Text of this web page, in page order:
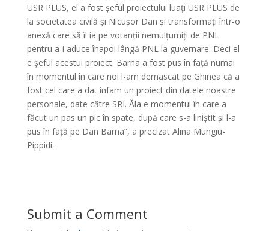
USR PLUS, el a fost șeful proiectului luați USR PLUS de
la societatea civilă și Nicușor Dan și transformați într-o
anexă care să îi ia pe votanții nemulțumiți de PNL
pentru a-i aduce înapoi lângă PNL la guvernare. Deci el
e șeful acestui proiect. Barna a fost pus în față numai
în momentul în care noi l-am demascat pe Ghinea că a
fost cel care a dat infam un proiect din datele noastre
personale, date către SRI. Ăla e momentul în care a
făcut un pas un pic în spate, după care s-a liniștit și l-a
pus în față pe Dan Barna”, a precizat Alina Mungiu-
Pippidi.
Submit a Comment